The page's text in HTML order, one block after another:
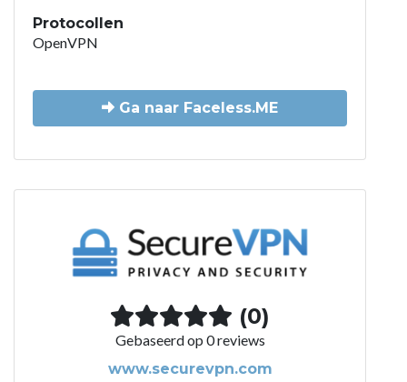
Protocollen
OpenVPN
Ga naar Faceless.ME
(0)
Gebaseerd op 0 reviews
www.securevpn.com